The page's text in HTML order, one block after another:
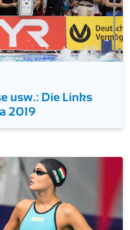
usw.: Die Links
2019